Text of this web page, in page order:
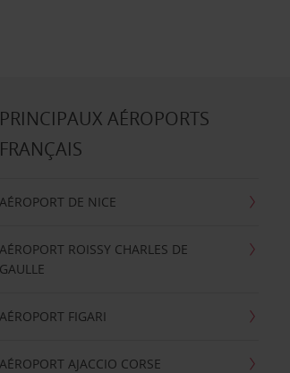
PRINCIPAUX AÉROPORTS
FRANÇAIS
AÉROPORT DE NICE
AÉROPORT ROISSY CHARLES DE
GAULLE
AÉROPORT FIGARI
AÉROPORT AJACCIO CORSE